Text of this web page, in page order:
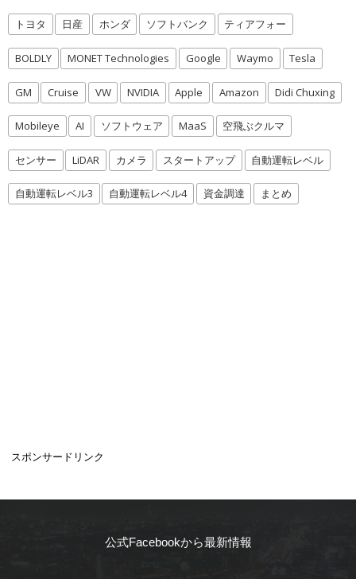
トヨタ 日産 ホンダ ソフトバンク ティアフォー
BOLDLY MONET Technologies Google Waymo Tesla
GM Cruise VW NVIDIA Apple Amazon Didi Chuxing
Mobileye AI ソフトウェア MaaS 空飛ぶクルマ
センサー LiDAR カメラ スタートアップ 自動運転レベル
自動運転レベル3 自動運転レベル4 資金調達 まとめ
スポンサードリンク
公式Facebookから最新情報